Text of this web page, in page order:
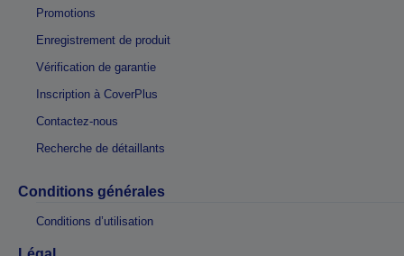
Promotions
Enregistrement de produit
Vérification de garantie
Inscription à CoverPlus
Contactez-nous
Recherche de détaillants
Conditions générales
Conditions d’utilisation